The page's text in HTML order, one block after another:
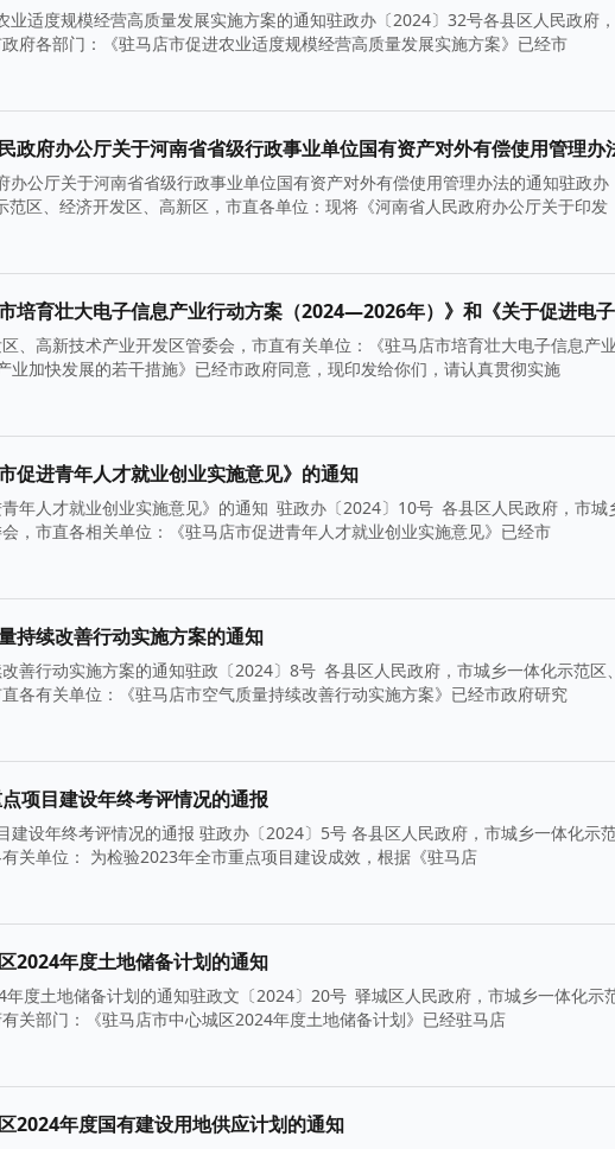
适度规模经营高质量发展实施方案的通知驻政办〔2024〕32号各县区人民政府
府各部门：《驻马店市促进农业适度规模经营高质量发展实施方案》已经市
公厅关于河南省省级行政事业单位国有资产对外有偿使用管理办法的通知驻政办
范区、经济开发区、高新区，市直各单位：现将《河南省人民政府办公厅关于印发
、高新技术产业开发区管委会，市直有关单位：《驻马店市培育壮大电子信息产
加快发展的若干措施》已经市政府同意，现印发给你们，请认真贯彻实施
促进青年人才就业创业实施意见》的通知
年人才就业创业实施意见》的通知 驻政办〔2024〕10号 各县区人民政府，市城
，市直各相关单位：《驻马店市促进青年人才就业创业实施意见》已经市
持续改善行动实施方案的通知
善行动实施方案的通知驻政〔2024〕8号 各县区人民政府，市城乡一体化示范区
各有关单位：《驻马店市空气质量持续改善行动实施方案》已经市政府研究
项目建设年终考评情况的通报
设年终考评情况的通报 驻政办〔2024〕5号 各县区人民政府，市城乡一体化示范
关单位： 为检验2023年全市重点项目建设成效，根据《驻马店
2024年度土地储备计划的通知
度土地储备计划的通知驻政文〔2024〕20号 驿城区人民政府，市城乡一体化示范
关部门：《驻马店市中心城区2024年度土地储备计划》已经驻马店
2024年度国有建设用地供应计划的通知